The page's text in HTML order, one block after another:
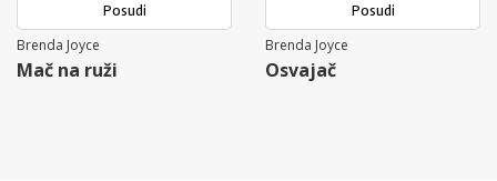
Posudi
Brenda Joyce
Mač na ruži
Posudi
Brenda Joyce
Osvajač